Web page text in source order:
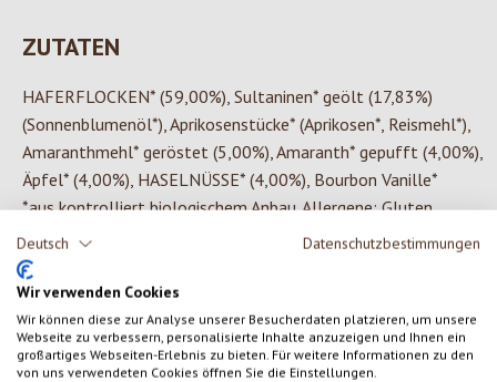
Deutsch Datenschutzbestimmungen
Wir verwenden Cookies
Wir können diese zur Analyse unserer Besucherdaten platzieren, um unsere
Webseite zu verbessern, personalisierte Inhalte anzuzeigen und Ihnen ein
großartiges Webseiten-Erlebnis zu bieten. Für weitere Informationen zu den
von uns verwendeten Cookies öffnen Sie die Einstellungen.
ZUTATEN
HAFERFLOCKEN* (59,00%), Sultaninen* geölt (17,83%)
(Sonnenblumenöl*), Aprikosenstücke* (Aprikosen*, Reismehl*),
Amaranthmehl* geröstet (5,00%), Amaranth* gepufft (4,00%),
Äpfel* (4,00%), HASELNÜSSE* (4,00%), Bourbon Vanille*
*aus kontrolliert biologischem Anbau. Allergene: Gluten,
Schalenfrüchte
0 von 0 Bewertungen